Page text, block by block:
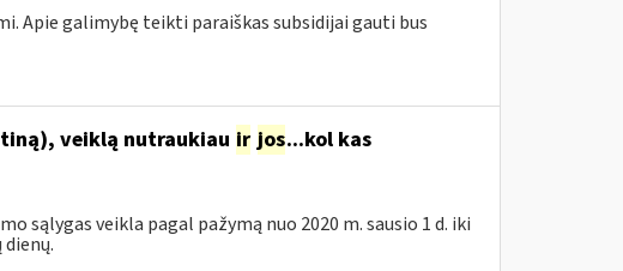
Apie galimybę teikti paraiškas subsidijai gauti bus
veiklą nutraukiau ir jos...kol kas
sąlygas veikla pagal pažymą nuo 2020 m. sausio 1 d. iki